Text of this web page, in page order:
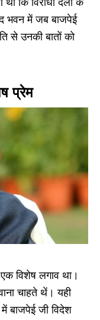
कि विरोधी दलों के
भवन में जब बाजपेई
से उनकी बातों को
प्रेम
विशेष लगाव था।
चाहते थें। यही
बाजपेई जी विदेश